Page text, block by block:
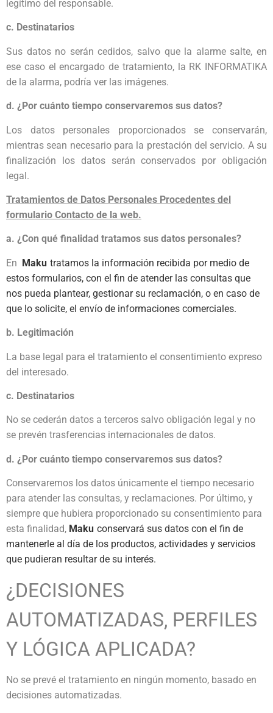
legítimo del responsable.
c. Destinatarios
Sus datos no serán cedidos, salvo que la alarme salte, en
ese caso el encargado de tratamiento, la RK INFORMATIKA
de la alarma, podría ver las imágenes.
d. ¿Por cuánto tiempo conservaremos sus datos?
Los datos personales proporcionados se conservarán,
mientras sean necesario para la prestación del servicio. A su
finalización los datos serán conservados por obligación
legal.
Tratamientos de Datos Personales Procedentes del
formulario Contacto de la web.
a. ¿Con qué finalidad tratamos sus datos personales?
En Maku tratamos la información recibida por medio de
estos formularios, con el fin de atender las consultas que
nos pueda plantear, gestionar su reclamación, o en caso de
que lo solicite, el envío de informaciones comerciales.
b. Legitimación
La base legal para el tratamiento el consentimiento expreso
del interesado.
c. Destinatarios
No se cederán datos a terceros salvo obligación legal y no
se prevén trasferencias internacionales de datos.
d. ¿Por cuánto tiempo conservaremos sus datos?
Conservaremos los datos únicamente el tiempo necesario
para atender las consultas, y reclamaciones. Por último, y
siempre que hubiera proporcionado su consentimiento para
esta finalidad, Maku conservará sus datos con el fin de
mantenerle al día de los productos, actividades y servicios
que pudieran resultar de su interés.
¿DECISIONES
AUTOMATIZADAS, PERFILES
Y LÓGICA APLICADA?
No se prevé el tratamiento en ningún momento, basado en
decisiones automatizadas.